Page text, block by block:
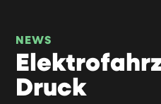
InhaltNEWS
Druck